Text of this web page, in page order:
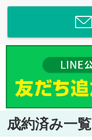
成約済み一覧